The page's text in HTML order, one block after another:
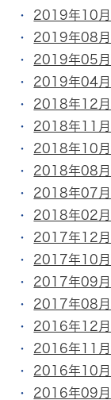
2019年10月
2019年08月
2019年05月
2019年04月
2018年12月
2018年11月
2018年10月
2018年08月
2018年07月
2018年02月
2017年12月
2017年10月
2017年09月
2017年08月
2016年12月
2016年11月
2016年10月
2016年09月